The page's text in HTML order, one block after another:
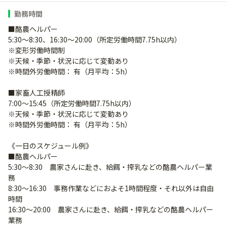
勤務時間
■酪農ヘルパー
5:30～8:30、16:30～20:00（所定労働時間7.75h以内）
※変形労働時間制
※天候・季節・状況に応じて変動あり
※時間外労働時間： 有（月平均：5h）
■家畜人工授精師
7:00～15:45（所定労働時間7.75h以内）
※天候・季節・状況に応じて変動あり
※時間外労働時間： 有（月平均：5h）
《一日のスケジュール例》
■酪農ヘルパー
5:30～8:30 農家さんに赴き、給餌・搾乳などの酪農ヘルパー業
務
8:30～16:30 事務作業などにおよそ1時間程度・それ以外は自由
時間
16:30～20:00 農家さんに赴き、給餌・搾乳などの酪農ヘルパー
業務